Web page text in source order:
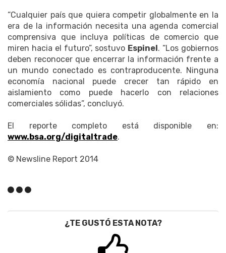
“Cualquier país que quiera competir globalmente en la
era de la información necesita una agenda comercial
comprensiva que incluya políticas de comercio que
miren hacia el futuro”, sostuvo Espinel. “Los gobiernos
deben reconocer que encerrar la información frente a
un mundo conectado es contraproducente. Ninguna
economía nacional puede crecer tan rápido en
aislamiento como puede hacerlo con relaciones
comerciales sólidas”, concluyó.
El reporte completo está disponible en:
www.bsa.org/digitaltrade.
© Newsline Report 2014
¿TE GUSTÓ ESTA NOTA?